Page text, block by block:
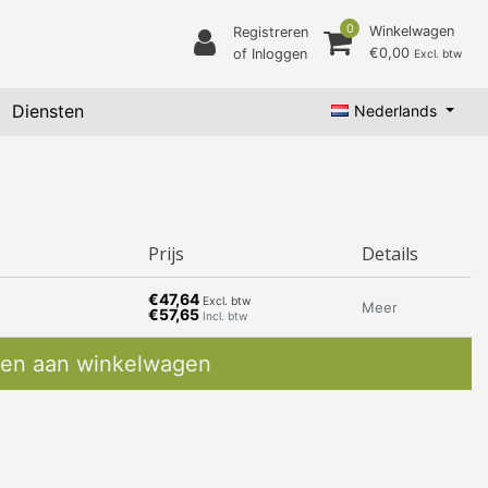
Registreren
of Inloggen
0
Winkelwagen
€0,00 Excl. btw
Diensten Nederlands
Prijs Details
€47,64 Excl. btw
€57,65 Incl. btw
Meer
aan winkelwagen